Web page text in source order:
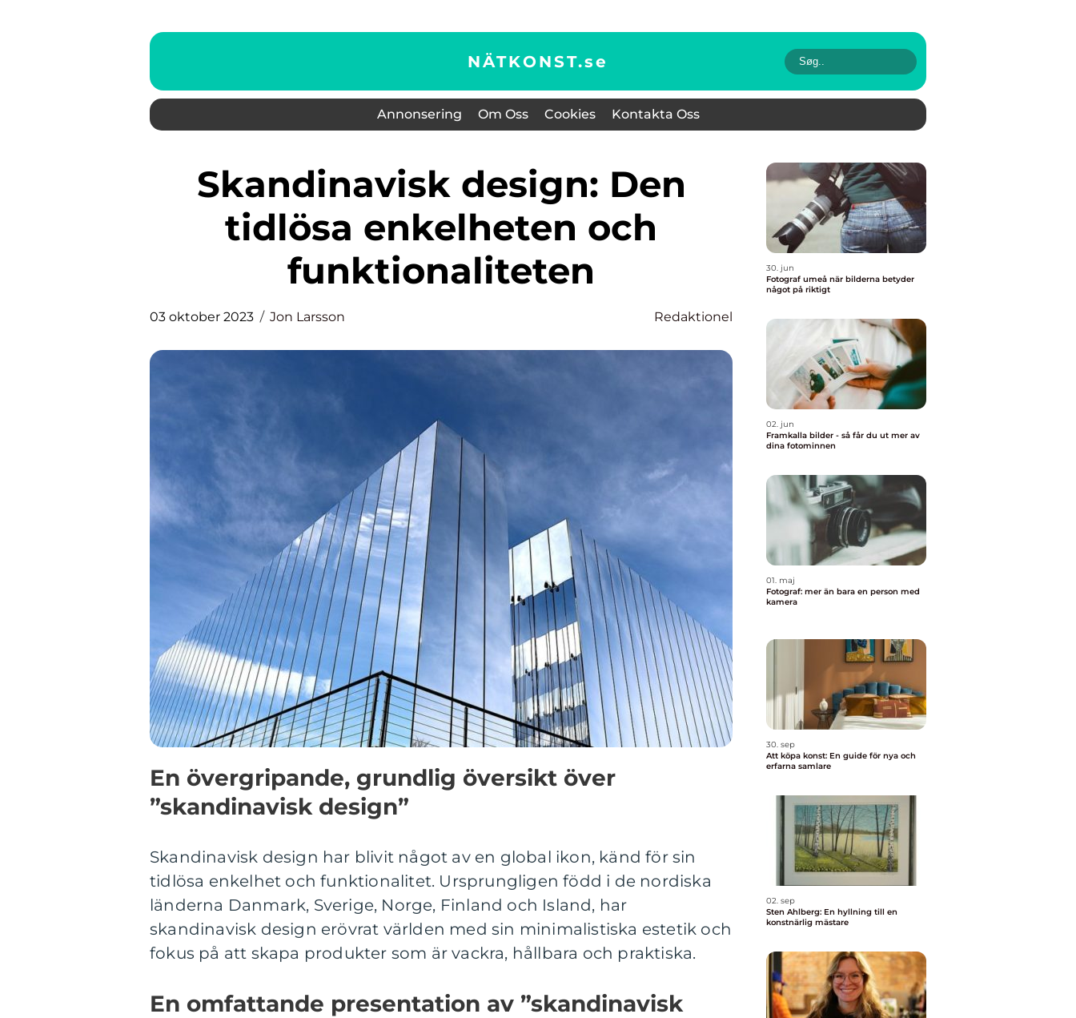
NÄTKONST.se
Annonsering Om Oss Cookies Kontakta Oss
Skandinavisk design: Den
tidlösa enkelheten och
funktionaliteten
03 oktober 2023 Jon Larsson Redaktionel
En övergripande, grundlig översikt över
”skandinavisk design”
Skandinavisk design har blivit något av en global ikon, känd för sin
tidlösa enkelhet och funktionalitet. Ursprungligen född i de nordiska
länderna Danmark, Sverige, Norge, Finland och Island, har
skandinavisk design erövrat världen med sin minimalistiska estetik och
fokus på att skapa produkter som är vackra, hållbara och praktiska.
En omfattande presentation av ”skandinavisk
30. jun
Fotograf umeå när bilderna betyder
något på riktigt
02. jun
Framkalla bilder - så får du ut mer av
dina fotominnen
01. maj
Fotograf: mer än bara en person med
kamera
30. sep
Att köpa konst: En guide för nya och
erfarna samlare
02. sep
Sten Ahlberg: En hyllning till en
konstnärlig mästare